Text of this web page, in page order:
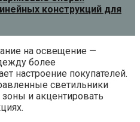
конструкций для
на освещение —
более
настроение покупателей.
светильники
и акцентировать